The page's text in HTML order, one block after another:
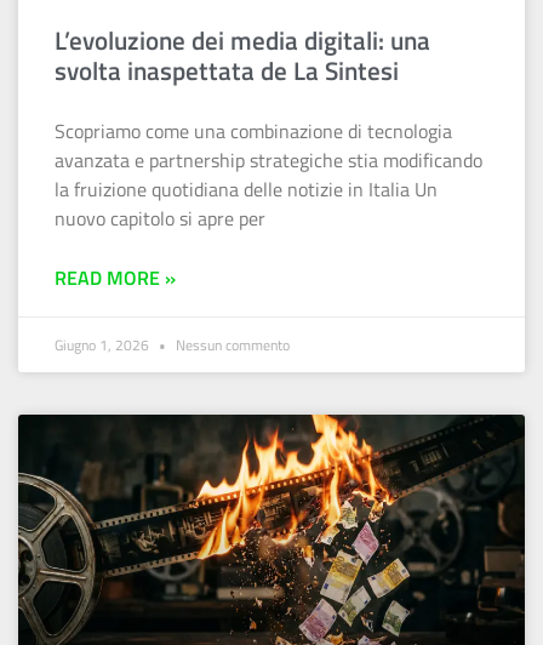
L’evoluzione dei media digitali: una
svolta inaspettata de La Sintesi
Scopriamo come una combinazione di tecnologia
avanzata e partnership strategiche stia modificando
la fruizione quotidiana delle notizie in Italia Un
nuovo capitolo si apre per
READ MORE »
Giugno 1, 2026 Nessun commento